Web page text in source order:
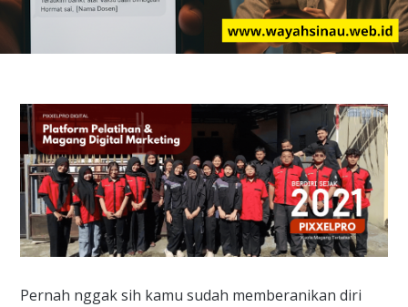
Pernah nggak sih kamu sudah memberanikan diri